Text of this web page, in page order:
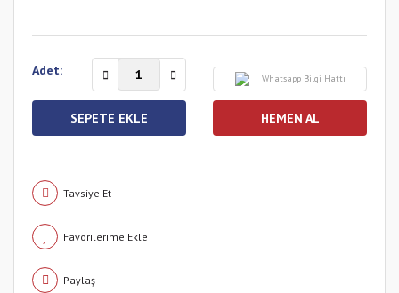
Adet:
Whatsapp Bilgi Hattı
SEPETE EKLE HEMEN AL
Tavsiye Et
Paylaş